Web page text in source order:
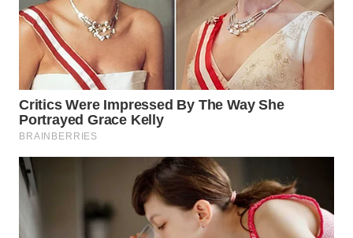
WN
TAPANULI
SELATAN
WN
TANJUNG
LESUNG
KARO